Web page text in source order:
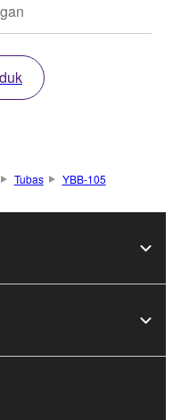
Tubas YBB-105